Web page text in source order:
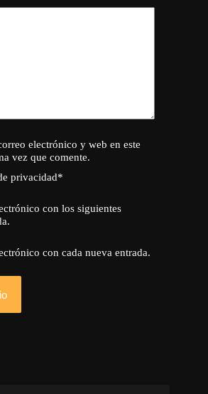
electrónico y web en este
vez que comente.
privacidad*
con los siguientes
con cada nueva entrada.